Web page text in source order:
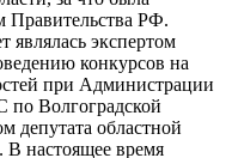
Правительства РФ.
являлась экспертом
конкурсов на
при Администрации
по Волгоградской
депутата областной
В настоящее время